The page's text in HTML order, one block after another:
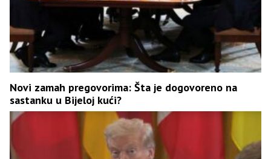
Novi zamah pregovorima: Šta je dogovoreno na
sastanku u Bijeloj kući?